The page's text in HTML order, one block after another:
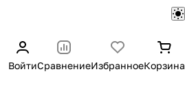
ВойтиСравнениеИзбранноеКорзина